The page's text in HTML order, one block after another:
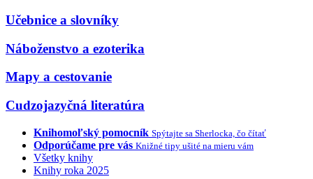
Učebnice a slovníky
Náboženstvo a ezoterika
Mapy a cestovanie
Cudzojazyčná literatúra
Knihomoľský pomocník Spýtajte sa Sherlocka, čo čítať
Odporúčame pre vás Knižné tipy ušité na mieru vám
Všetky knihy
Knihy roka 2025